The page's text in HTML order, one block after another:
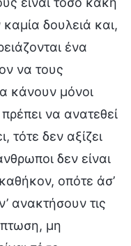
δουλειά και,
ένα
να τους
κάνουν μόνοι
να ανατεθεί
τότε δεν αξίζει
δεν είναι
οπότε άσ’
ανακτήσουν τις
μη